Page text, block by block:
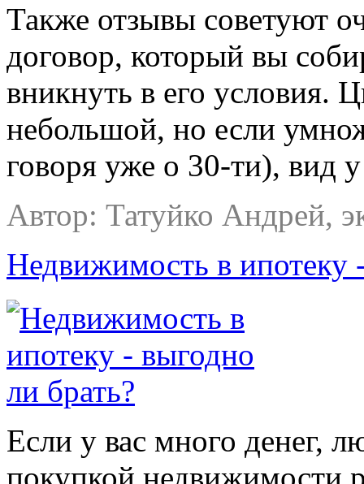
Также отзывы советуют
договор, который вы
вникнуть в его условия.
небольшой, но если
говоря уже о 30-ти), вид
Автор: Татуйко Андрей,
Недвижимость в
Если у вас много денег,